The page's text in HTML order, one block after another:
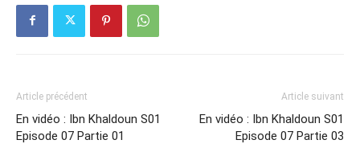
Article précédent
En vidéo : Ibn Khaldoun S01
Episode 07 Partie 01
Article suivant
En vidéo : Ibn Khaldoun S01
Episode 07 Partie 03